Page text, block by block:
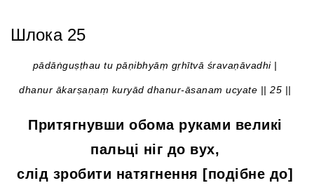
Шлока 25
pādāṅguṣṭhau tu pāṇibhyāṃ gṛhītvā śravaṇāvadhi |
dhanur ākarṣaṇaṃ kuryād dhanur-āsanam ucyate || 25 ||
Притягнувши обома руками великі
пальці ніг до вух,
слід зробити натягнення [подібне до]